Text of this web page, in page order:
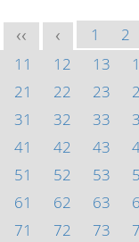
<< < 1 2
11
12 13
21
22 23
31
32 33
41
42 43
51
52 53
61
62 63
71
72 73